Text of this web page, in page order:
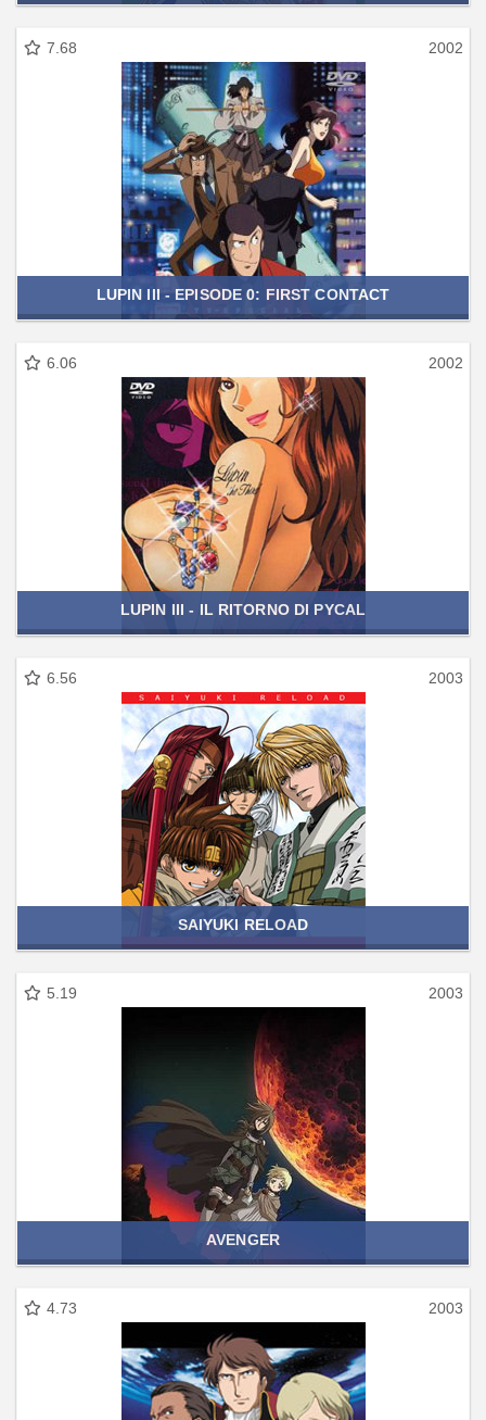
7.68 2002
LUPIN III - EPISODE 0: FIRST CONTACT
6.06 2002
LUPIN III - IL RITORNO DI PYCAL
6.56 2003
SAIYUKI RELOAD
5.19 2003
AVENGER
4.73 2003